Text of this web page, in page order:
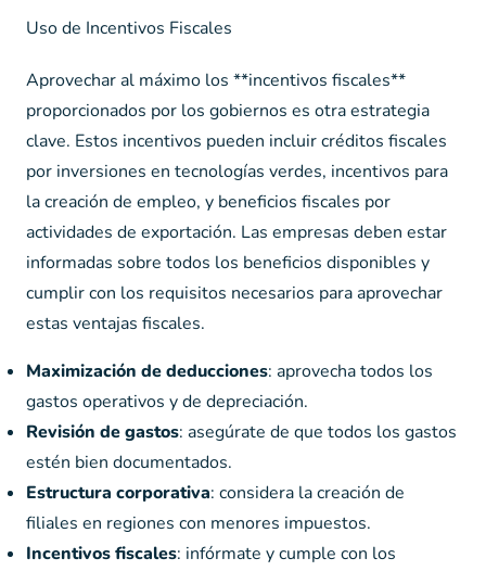
Uso de Incentivos Fiscales
Aprovechar al máximo los **incentivos fiscales**
proporcionados por los gobiernos es otra estrategia
clave. Estos incentivos pueden incluir créditos fiscales
por inversiones en tecnologías verdes, incentivos para
la creación de empleo, y beneficios fiscales por
actividades de exportación. Las empresas deben estar
informadas sobre todos los beneficios disponibles y
cumplir con los requisitos necesarios para aprovechar
estas ventajas fiscales.
Maximización de deducciones: aprovecha todos los
gastos operativos y de depreciación.
Revisión de gastos: asegúrate de que todos los gastos
estén bien documentados.
Estructura corporativa: considera la creación de
filiales en regiones con menores impuestos.
Incentivos fiscales: infórmate y cumple con los